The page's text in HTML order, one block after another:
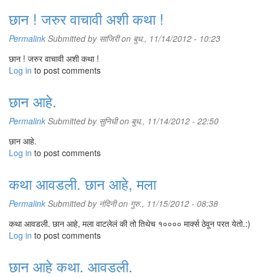
छान ! जरुर वाचावी अशी कथा !
Permalink Submitted by साजिरीon बुध., 11/14/2012 - 10:23
छान ! जरुर वाचावी अशी कथा !
Log in to post comments
छान आहे.
Permalink Submitted by सुनिधीon बुध., 11/14/2012 - 22:50
छान आहे.
Log in to post comments
कथा आवडली. छान आहे, मला
Permalink Submitted by नंदिनीon गुरु., 11/15/2012 - 08:38
कथा आवडली. छान आहे, मला वाटलेलं की तो तिथेच १०००० मार्क्स ठेवून परत येतो.:)
Log in to post comments
छान आहे कथा. आवडली.